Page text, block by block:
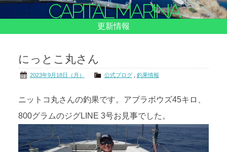
船舶保険 マリーナ情報・料金表
茨城の海
会社概要 リンク
CAPITAL MARINA
更新情報
にっとこ丸さん
2023年9月18日（月） 公式ブログ, 釣果情報
ニットコ丸さんの釣果です。アブラボウズ45キロ、
800グラムのジグLINE 3号お見事でした。